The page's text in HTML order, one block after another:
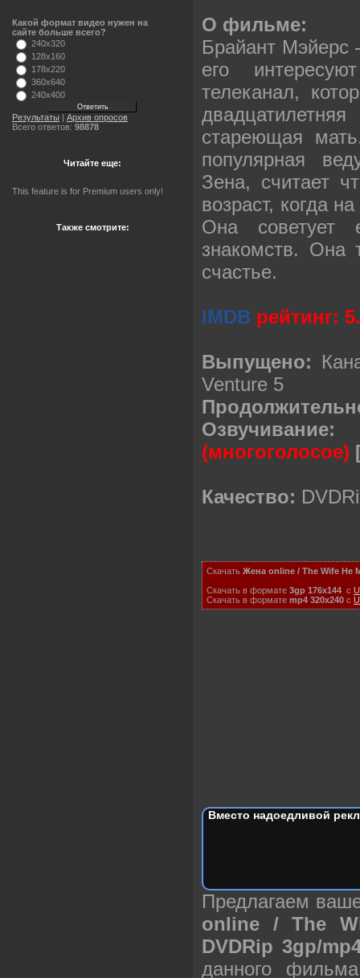
Какой формат видео нужен на
сайте больше всего?
240x320
128x160
178x220
360x640
240x400
Результаты | Архив опросов
Всего ответов: 98878
Читайте еще:
This feature is for Premium users only!
Также смотрите:
О фильме:
Брайант Мэйерс
его
телеканал,
стареющая
популярная
Зена, считает
возраст, когда
Она советует
знакомств. Она
счастье.
IMDB рейтинг:
Выпущено:
Venture 5
Озвучивание:
(многоголосое)
Качество:
Скачать Жена online / The Wife He
Скачать в формате 3gp 176x144 с
Скачать в формате mp4 320x240 с
Вместо надоедливой
Предлагаем
online / The
DVDRip 3gp/
данного